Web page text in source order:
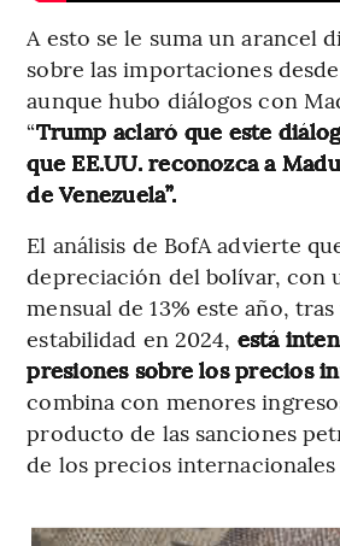
A esto se le suma un arancel
sobre las importaciones
aunque hubo diálogos con
“Trump aclaró que este
que EE.UU. reconozca a
de Venezuela”.
El análisis de BofA advierte
depreciación del bolívar, con
mensual de 13% este año,
estabilidad en 2024, está
presiones sobre los precios
combina con menores
producto de las sanciones
de los precios